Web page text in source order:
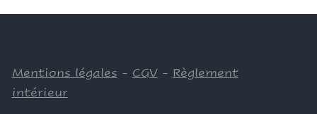
Mentions légales - CGV- Règlement
intérieur